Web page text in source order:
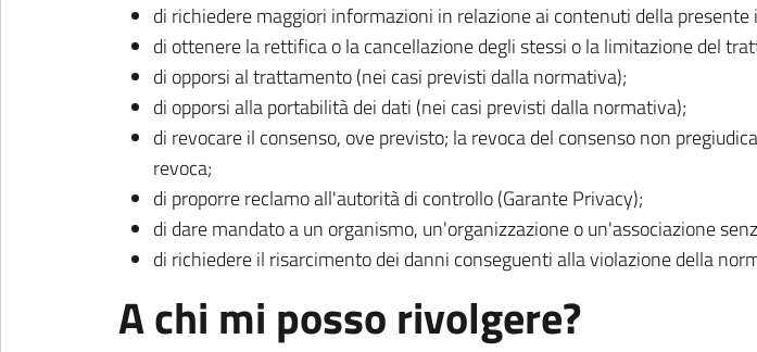
di richiedere maggiori informazioni in relazione ai contenuti della
di ottenere la rettifica o la cancellazione degli stessi o la limitazione del
di opporsi al trattamento (nei casi previsti dalla normativa);
di opporsi alla portabilità dei dati (nei casi previsti dalla normativa);
di revocare il consenso, ove previsto; la revoca del consenso non
revoca;
di proporre reclamo all'autorità di controllo (Garante Privacy);
di dare mandato a un organismo, un'organizzazione o un'associazione
di richiedere il risarcimento dei danni conseguenti alla violazione della
A chi mi posso rivolgere?